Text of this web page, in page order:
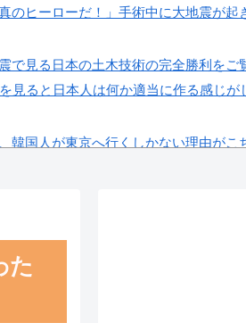
のヒーローだ！」手術中に大地震が起
で見る日本の土木技術の完全勝利を
見ると日本人は何か適当に作る感じが
韓国人が東京へ行くしかない理由が
カー協会の性接待問題のとんでもな
ﾙﾌﾞﾙ」＝韓国の反応
た